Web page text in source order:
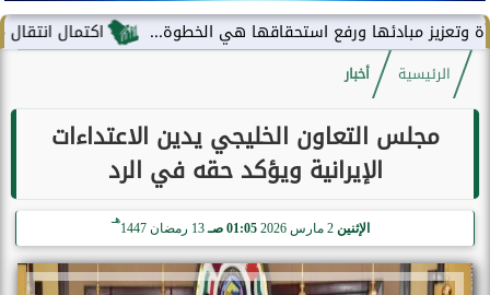
اكتمال انتقال مركز مبادئها ورفع استحقاقها هي الخطوة...
الرئيسية أخبار
مجلس التعاون الخليجي يدين الاعتداءات
الإيرانية ويؤكد حقه في الرد
الإثنين 01:05 صـ 13 رمضان 1447
هـ